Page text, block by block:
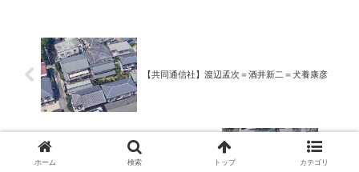
【共同通信社】渡辺孟次＝酒井新二＝犬養康彦
【森友学園】籠池康典＝籠池千浪
ホーム 検索 トップ カテゴリ